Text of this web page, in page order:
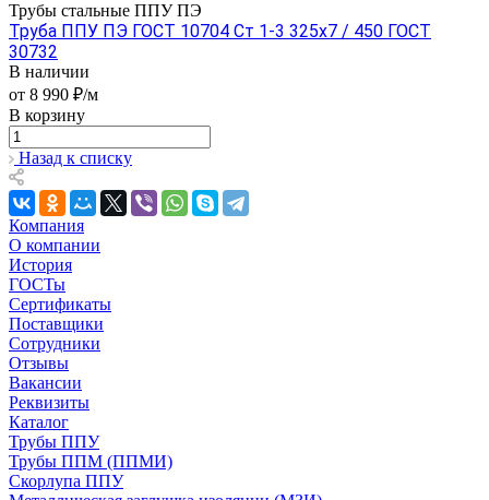
Трубы стальные ППУ ПЭ
Труба ППУ ПЭ ГОСТ 10704 Ст 1-3 325x7 / 450 ГОСТ
30732
В наличии
от 8 990 ₽/м
В корзину
Назад к списку
Компания
О компании
История
ГОСТы
Сертификаты
Поставщики
Сотрудники
Отзывы
Вакансии
Реквизиты
Каталог
Трубы ППУ
Трубы ППМ (ППМИ)
Скорлупа ППУ